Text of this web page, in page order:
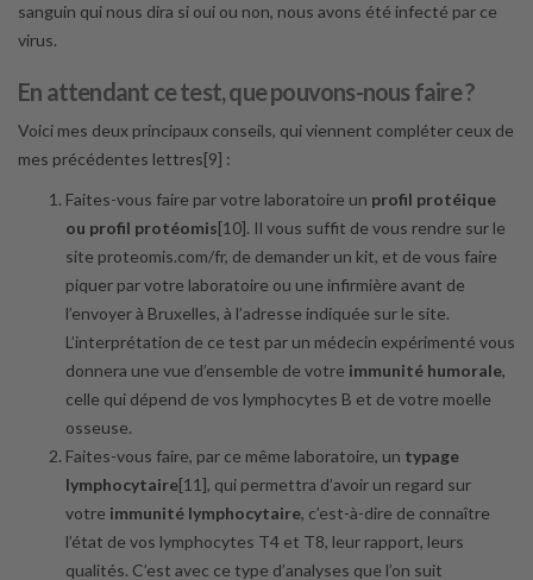
sanguin qui nous dira si oui ou non, nous avons été infecté par ce
virus.
En attendant ce test, que pouvons-nous faire ?
Voici mes deux principaux conseils, qui viennent compléter ceux de
mes précédentes lettres[9] :
Faites-vous faire par votre laboratoire un profil protéique
ou profil protéomis[10]. Il vous suffit de vous rendre sur le
site proteomis.com/fr, de demander un kit, et de vous faire
piquer par votre laboratoire ou une infirmière avant de
l’envoyer à Bruxelles, à l’adresse indiquée sur le site.
L’interprétation de ce test par un médecin expérimenté vous
donnera une vue d’ensemble de votre immunité humorale,
celle qui dépend de vos lymphocytes B et de votre moelle
osseuse.
Faites-vous faire, par ce même laboratoire, un typage
lymphocytaire[11], qui permettra d’avoir un regard sur
votre immunité lymphocytaire, c’est-à-dire de connaître
l’état de vos lymphocytes T4 et T8, leur rapport, leurs
qualités. C’est avec ce type d’analyses que l’on suit